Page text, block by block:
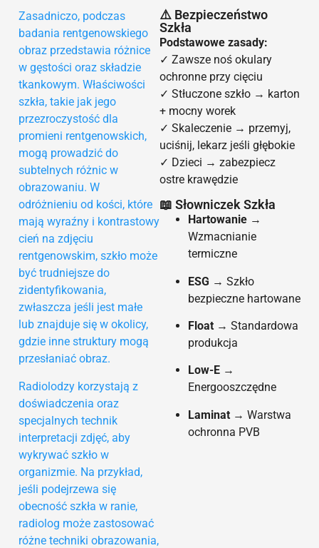
Zasadniczo, podczas
badania rentgenowskiego
obraz przedstawia różnice
w gęstości oraz składzie
tkankowym. Właściwości
szkła, takie jak jego
przezroczystość dla
promieni rentgenowskich,
mogą prowadzić do
subtelnych różnic w
obrazowaniu. W
odróżnieniu od kości, które
mają wyraźny i kontrastowy
cień na zdjęciu
rentgenowskim, szkło może
być trudniejsze do
zidentyfikowania,
zwłaszcza jeśli jest małe
lub znajduje się w okolicy,
gdzie inne struktury mogą
przesłaniać obraz.
Radiolodzy korzystają z
doświadczenia oraz
specjalnych technik
interpretacji zdjęć, aby
wykrywać szkło w
organizmie. Na przykład,
jeśli podejrzewa się
obecność szkła w ranie,
radiolog może zastosować
różne techniki obrazowania,
⚠️ Bezpieczeństwo
Szkła
Podstawowe zasady:
✓ Zawsze noś okulary
ochronne przy cięciu
✓ Stłuczone szkło → karton
+ mocny worek
✓ Skaleczenie → przemyj,
uciśnij, lekarz jeśli głębokie
✓ Dzieci → zabezpiecz
ostre krawędzie
📖 Słowniczek Szkła
Hartowanie →
Wzmacnianie
termiczne
ESG → Szkło
bezpieczne hartowane
Float → Standardowa
produkcja
Low-E →
Energooszczędne
Laminat → Warstwa
ochronna PVB